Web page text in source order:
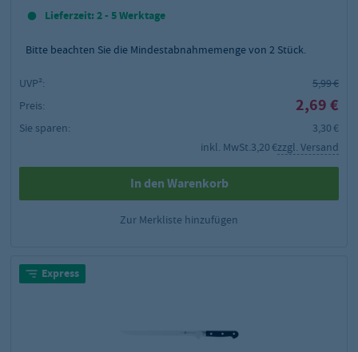
Lieferzeit: 2 - 5 Werktage
Bitte beachten Sie die Mindestabnahmemenge von 2 Stück.
UVP²:
5,99 €
Preis:
2,69 €
Sie sparen:
3,30 €
inkl. MwSt.3,20 €zzgl. Versand
In den Warenkorb
Zur Merkliste hinzufügen
Express